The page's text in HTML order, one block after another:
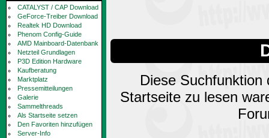
CATALYST / CAP Download
GeForce-Treiber Download
Realtek HD Download
Phenom Config-Guide
AMD Mainboard-Datenbank
Netzteil Grundlagen
P3D Edition Hardware
Kaufberatung
Marktplatz
Pressemitteilungen
Galerie
Sammelthreads
Als Startseite setzen
Den Favoriten hinzufügen
Server-Info
Diese
Startseite zu lesen